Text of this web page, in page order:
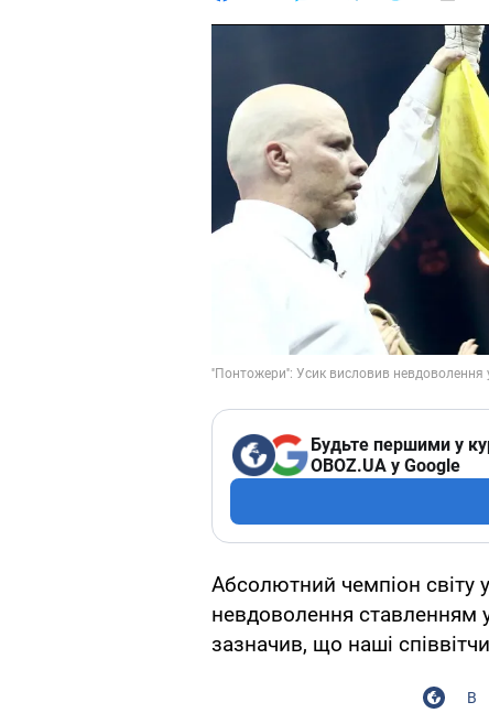
Будьте першими у
OBOZ.UA у Google
Абсолютний чемпіон світу
невдоволення ставленням
зазначив, що наші